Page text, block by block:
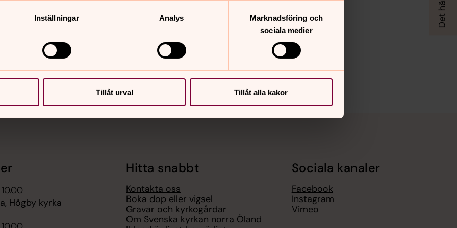
Inställningar Analys
Marknadsföring och
sociala medier
Tillåt urval Tillåt alla kakor
Högby kyrka
Hitta snabbt
Kontakta oss
Boka dop eller vigsel
Gravar och kyrkogårdar
Om Svenska kyrkan norra Öland
Sociala kanaler
Facebook
Instagram
Vimeo